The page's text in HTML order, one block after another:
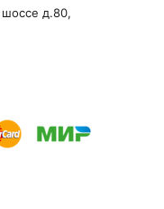
шоссе д.80,